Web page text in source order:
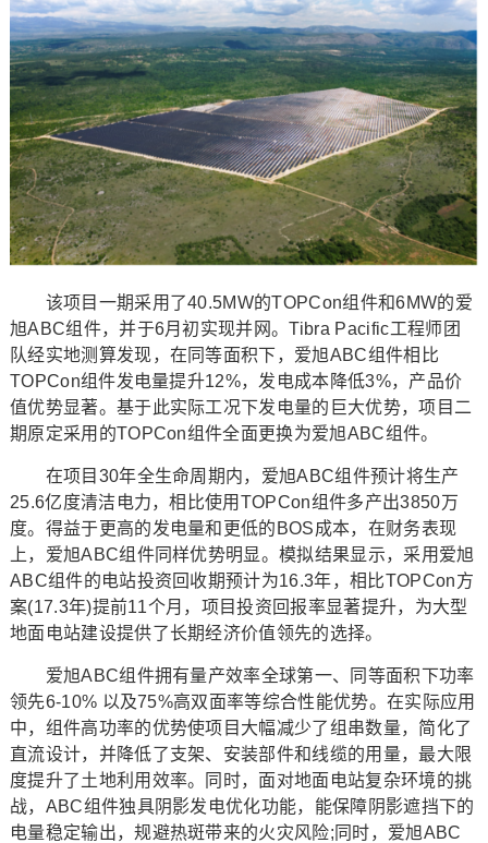
该项目一期采用了40.5MW的TOPCon组件和6MW的爱
旭ABC组件，并于6月初实现并网。Tibra Pacific工程师团
队经实地测算发现，在同等面积下，爱旭ABC组件相比
TOPCon组件发电量提升12%，发电成本降低3%，产品价
值优势显著。基于此实际工况下发电量的巨大优势，项目二
期原定采用的TOPCon组件全面更换为爱旭ABC组件。
在项目30年全生命周期内，爱旭ABC组件预计将生产
25.6亿度清洁电力，相比使用TOPCon组件多产出3850万
度。得益于更高的发电量和更低的BOS成本，在财务表现
上，爱旭ABC组件同样优势明显。模拟结果显示，采用爱旭
ABC组件的电站投资回收期预计为16.3年，相比TOPCon方
案(17.3年)提前11个月，项目投资回报率显著提升，为大型
地面电站建设提供了长期经济价值领先的选择。
爱旭ABC组件拥有量产效率全球第一、同等面积下功率
领先6-10% 以及75%高双面率等综合性能优势。在实际应用
中，组件高功率的优势使项目大幅减少了组串数量，简化了
直流设计，并降低了支架、安装部件和线缆的用量，最大限
度提升了土地利用效率。同时，面对地面电站复杂环境的挑
战，ABC组件独具阴影发电优化功能，能保障阴影遮挡下的
电量稳定输出，规避热斑带来的火灾风险;同时，爱旭ABC